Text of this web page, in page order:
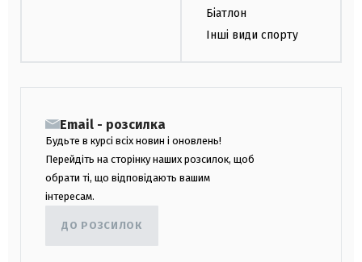
Біатлон
Інші види спорту
Email - розсилка
Будьте в курсі всіх новин і оновлень!
Перейдіть на сторінку наших розсилок, щоб
обрати ті, що відповідають вашим
інтересам.
ДО РОЗСИЛОК